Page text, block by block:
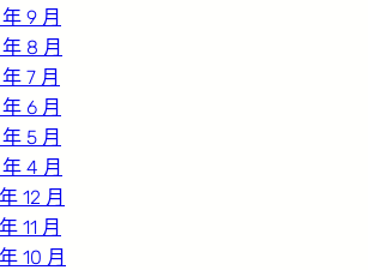
9 月
8 月
7 月
6 月
5 月
4 月
12 月
11 月
10 月